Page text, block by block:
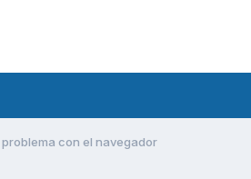
problema con el navegador